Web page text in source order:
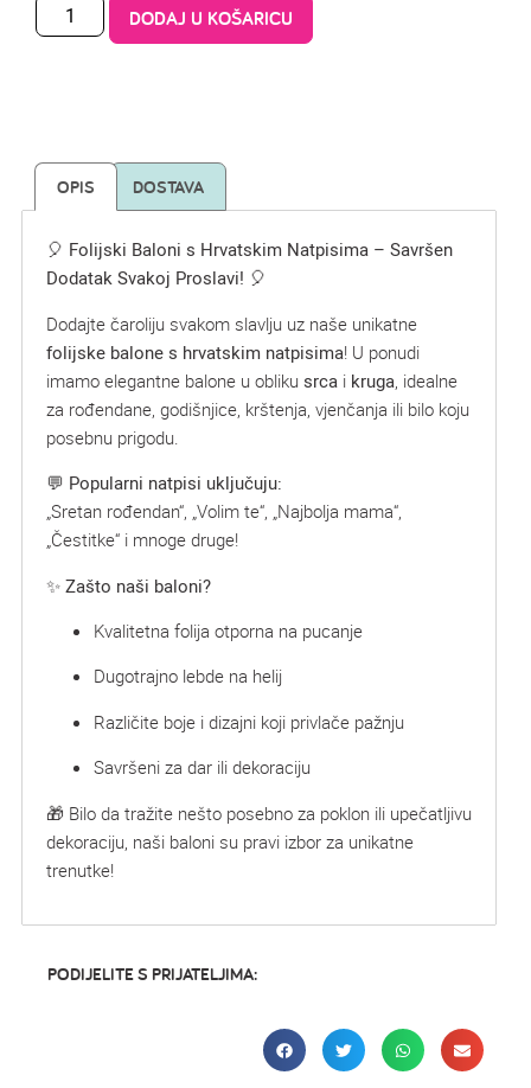
DODAJ U KOŠARICU
OPIS DOSTAVA
🎈 Folijski Baloni s Hrvatskim Natpisima – Savršen
Dodatak Svakoj Proslavi! 🎈
Dodajte čaroliju svakom slavlju uz naše unikatne
folijske balone s hrvatskim natpisima! U ponudi
imamo elegantne balone u obliku srca i kruga , idealne
za rođendane, godišnjice, krštenja, vjenčanja ili bilo koju
posebnu prigodu.
💬 Popularni natpisi uključuju:
„Sretan rođendan“, „Volim te“, „Najbolja mama“,
„Čestitke“ i mnoge druge!
✨ Zašto naši baloni?
Kvalitetna folija otporna na pucanje
Dugotrajno lebde na helij
Različite boje i dizajni koji privlače pažnju
Savršeni za dar ili dekoraciju
🎁 Bilo da tražite nešto posebno za poklon ili upečatljivu
dekoraciju, naši baloni su pravi izbor za unikatne
trenutke!
PODIJELITE S PRIJATELJIMA: